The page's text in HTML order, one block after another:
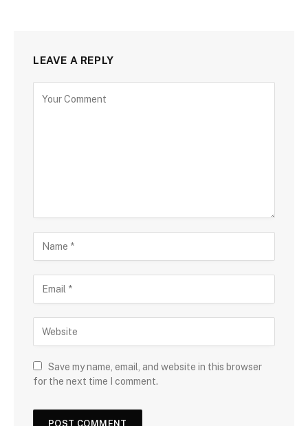
LEAVE A REPLY
Save my name, email, and website in this browser
for the next time I comment.